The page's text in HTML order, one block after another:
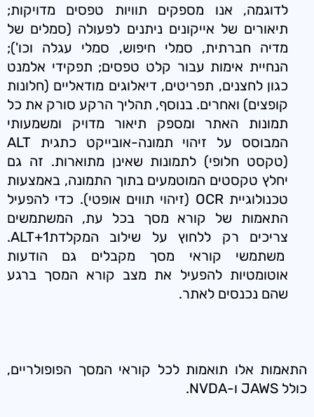
לדוגמה, אנו מספקים תוויות טפסים מדויקות;
תיאורים של אייקונים ניתנים לפעולה (סמלים של
מדיה חברתית, סמלי חיפוש, סמלי עגלה וכו');
הנחיית אימות עבור קלט טפסים; תפקידי אלמנט
כגון לחצנים, תפריטים, דיאלוגים מודאליים (חלונות
קופצים) ואחרים. בנוסף, תהליך הרקע סורק את כל
תמונות האתר ומספק תיאור מדויק ומשמעותי
המבוסס על זיהוי תמונה-אובייקט כתגית ALT
(טקסט חלופי) לתמונות שאינן מתוארות. זה גם
יחלץ טקסטים המוטמעים בתוך התמונה, באמצעות
טכנולוגיית OCR (זיהוי תווים אופטי). כדי להפעיל
התאמות של קורא מסך בכל עת, המשתמשים
צריכים רק ללחוץ על שילוב המקלדתALT+1.
משתמשי קוראי מסך מקבלים גם הודעות
אוטומטיות להפעיל את מצב קורא המסך ברגע
שהם נכנסים לאתר.
התאמות אלו תואמות לכל קוראי המסך הפופולריים,
כולל JAWS ו-NVDA.